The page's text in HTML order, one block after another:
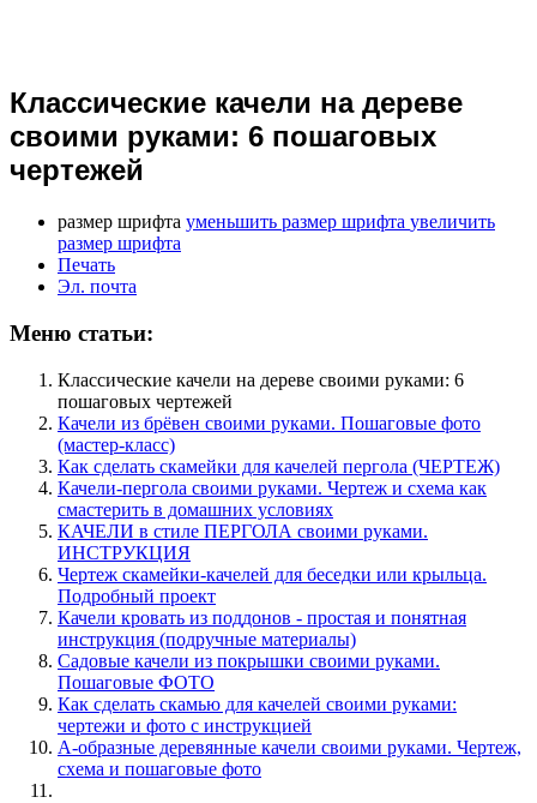
Классические качели на дереве
своими руками: 6 пошаговых
чертежей
размер шрифта уменьшить размер шрифта увеличить
размер шрифта
Печать
Эл. почта
Меню статьи:
Классические качели на дереве своими руками: 6
пошаговых чертежей
Качели из брёвен своими руками. Пошаговые фото
(мастер-класс)
Как сделать скамейки для качелей пергола (ЧЕРТЕЖ)
Качели-пергола своими руками. Чертеж и схема как
смастерить в домашних условиях
КАЧЕЛИ в стиле ПЕРГОЛА своими руками.
ИНСТРУКЦИЯ
Чертеж скамейки-качелей для беседки или крыльца.
Подробный проект
Качели кровать из поддонов - простая и понятная
инструкция (подручные материалы)
Садовые качели из покрышки своими руками.
Пошаговые ФОТО
Как сделать скамью для качелей своими руками:
чертежи и фото с инструкцией
А-образные деревянные качели своими руками. Чертеж,
схема и пошаговые фото